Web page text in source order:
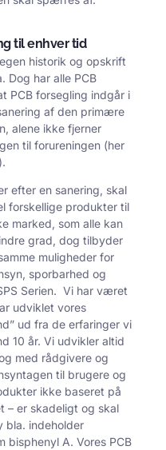
til enhver tid
historik og opskrift
Dog har alle PCB
PCB forsegling indgår i
af den primære
alene ikke fjerner
til forureningen (her
efter en sanering, skal
forskellige produkter til
marked, som alle kan
grad, dog tilbyder
muligheder for
sporbarhed og
Serien. Vi har været
udviklet vores
ud fra de erfaringer vi
10 år. Vi udvikler altid
med rådgivere og
til brugere og
ikke baseret på
– er skadeligt og skal
bla. indeholder
A. Vores PCB